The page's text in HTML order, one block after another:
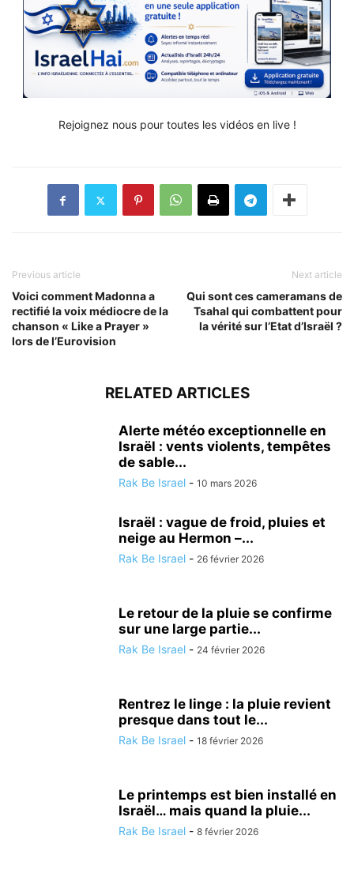
Rejoignez nous pour toutes les vidéos en live !
Previous article
Voici comment Madonna a
rectifié la voix médiocre de la
chanson « Like a Prayer »
lors de l’Eurovision
Next article
Qui sont ces cameramans de
Tsahal qui combattent pour
la vérité sur l’Etat d’Israël ?
RELATED ARTICLES
Alerte météo exceptionnelle en
Israël : vents violents, tempêtes
de sable...
Rak Be Israel - 10 mars 2026
Israël : vague de froid, pluies et
neige au Hermon –...
Rak Be Israel - 26 février 2026
Le retour de la pluie se confirme
sur une large partie...
Rak Be Israel - 24 février 2026
Rentrez le linge : la pluie revient
presque dans tout le...
Rak Be Israel - 18 février 2026
Le printemps est bien installé en
Israël… mais quand la pluie...
Rak Be Israel - 8 février 2026